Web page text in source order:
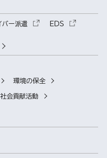
バー派遣 EDS
環境の保全
会貢献活動